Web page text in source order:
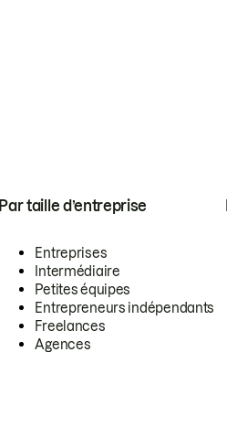
Par taille d’entreprise
Entreprises
Intermédiaire
Petites équipes
Entrepreneurs indépendants
Freelances
Agences